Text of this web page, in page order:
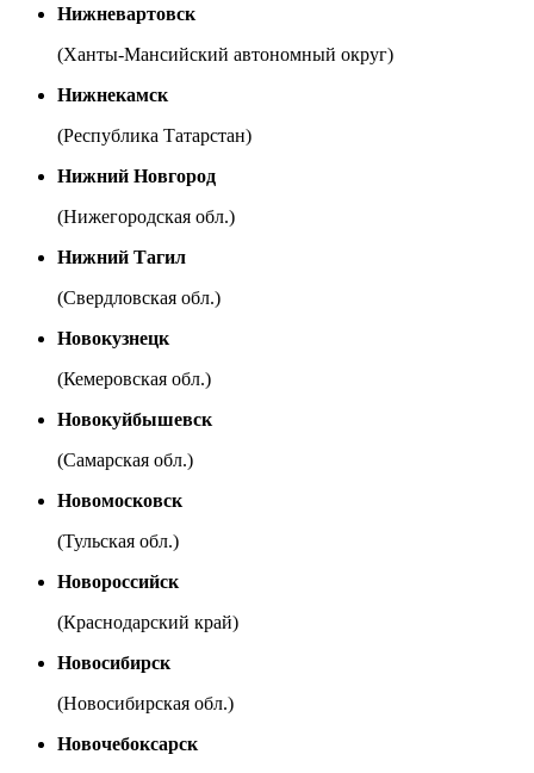
Нижневартовск
(Ханты-Мансийский автономный округ)
Нижнекамск
(Республика Татарстан)
Нижний Новгород
(Нижегородская обл.)
Нижний Тагил
(Свердловская обл.)
Новокузнецк
(Кемеровская обл.)
Новокуйбышевск
(Самарская обл.)
Новомосковск
(Тульская обл.)
Новороссийск
(Краснодарский край)
Новосибирск
(Новосибирская обл.)
Новочебоксарск